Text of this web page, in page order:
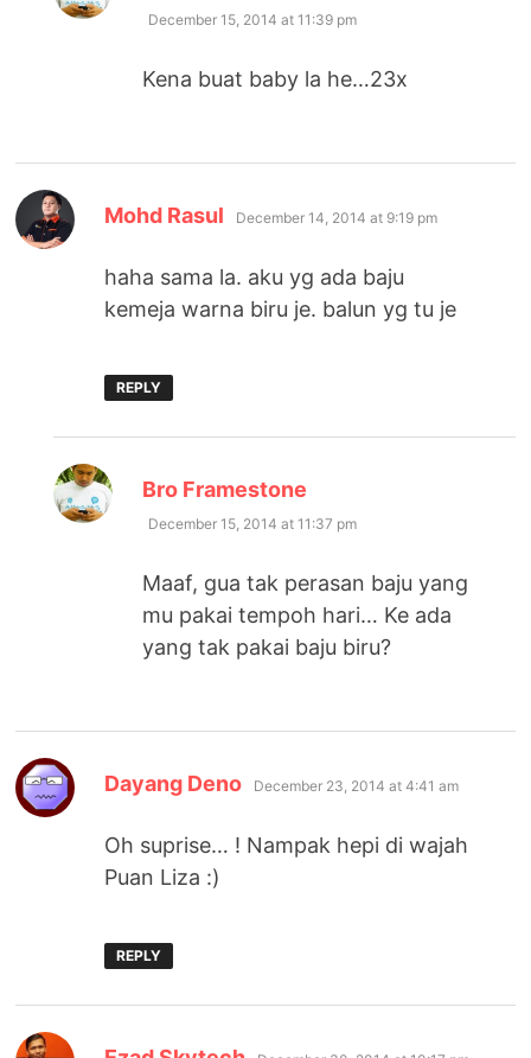
December 15, 2014 at 11:39 pm
Kena buat baby la he…23x
Mohd Rasul says:
December 14, 2014 at 9:19 pm
haha sama la. aku yg ada baju
kemeja warna biru je. balun yg tu je
REPLY
Bro Framestone
December 15, 2014 at 11:37 pm
Maaf, gua tak perasan baju yang
mu pakai tempoh hari… Ke ada
yang tak pakai baju biru?
Dayang Deno says:
December 23, 2014 at 4:41 am
Oh suprise… ! Nampak hepi di wajah
Puan Liza :)
REPLY
says: